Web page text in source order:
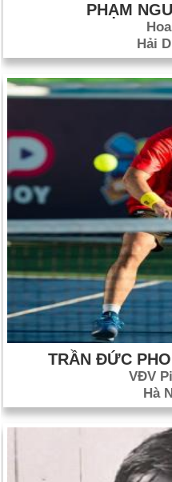
PHẠM
Hải
TRẦN ĐỨC
VĐV
Hà